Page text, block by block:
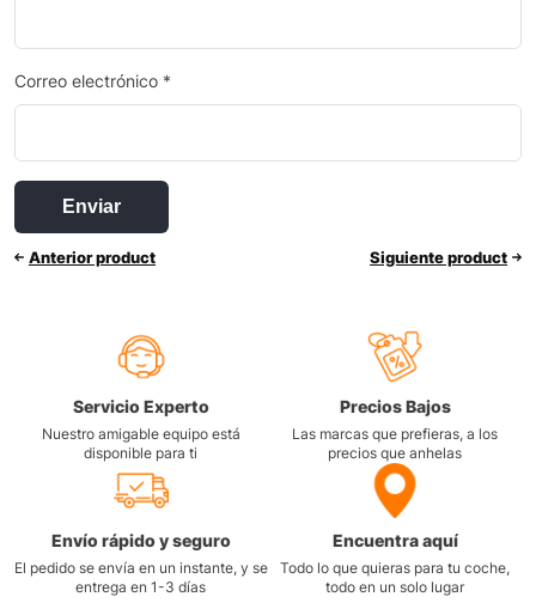
Correo electrónico *
Anterior product Siguiente product
Servicio Experto
Nuestro amigable equipo está
disponible para ti
Precios Bajos
Las marcas que prefieras, a los
precios que anhelas
Envío rápido y seguro
El pedido se envía en un instante, y se
entrega en 1-3 días
Encuentra aquí
Todo lo que quieras para tu coche,
todo en un solo lugar